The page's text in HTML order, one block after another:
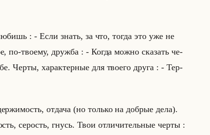
: - Если знать, за что, тогда это уже не
по-тво­ему, друж­ба : - Когда можно ска­зать че­
Черты, ха­рак­тер­ные для тво­его друга : - Тер­
от­да­ча (но только на доб­рые дела).
се­рость, гнусь. Твои от­ли­чи­тельные черты :